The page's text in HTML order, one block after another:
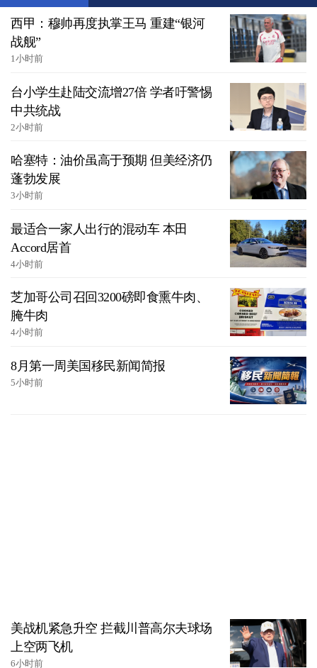
西甲：穆帅再度执掌王马 重建“银河
战舰”
1小时前
台小学生赴陆交流增27倍 学者吁警惕
中共统战
2小时前
哈塞特：油价虽高于预期 但美经济仍
蓬勃发展
3小时前
最适合一家人出行的混动车 本田
Accord居首
4小时前
芝加哥公司召回3200磅即食熏牛肉、
腌牛肉
4小时前
8月第一周美国移民新闻简报
5小时前
美战机紧急升空 拦截川普高尔夫球场
上空两飞机
6小时前